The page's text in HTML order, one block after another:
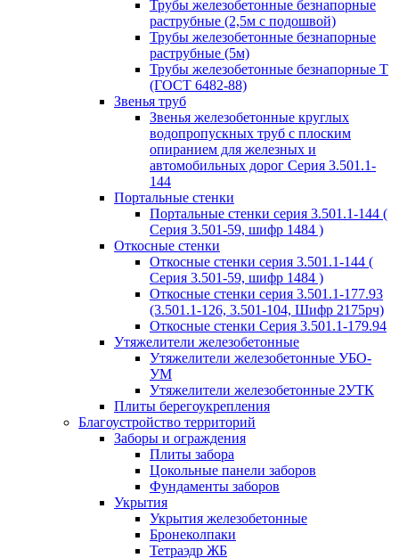
Трубы железобетонные безнапорные
раструбные (2,5м с подошвой)
Трубы железобетонные безнапорные
раструбные (5м)
Трубы железобетонные безнапорные Т
(ГОСТ 6482-88)
Звенья труб
Звенья железобетонные круглых
водопропускных труб с плоским
опиранием для железных и
автомобильных дорог Серия 3.501.1-
144
Портальные стенки
Портальные стенки серия 3.501.1-144 (
Серия 3.501-59, шифр 1484 )
Откосные стенки
Откосные стенки серия 3.501.1-144 (
Серия 3.501-59, шифр 1484 )
Откосные стенки серия 3.501.1-177.93
(3.501.1-126, 3.501-104, Шифр 2175рч)
Откосные стенки Серия 3.501.1-179.94
Утяжелители железобетонные
Утяжелители железобетонные УБО-
УМ
Утяжелители железобетонные 2УТК
Плиты берегоукрепления
Благоустройство территорий
Заборы и ограждения
Плиты забора
Цокольные панели заборов
Фундаменты заборов
Укрытия
Укрытия железобетонные
Бронеколпаки
Тетраэдр ЖБ